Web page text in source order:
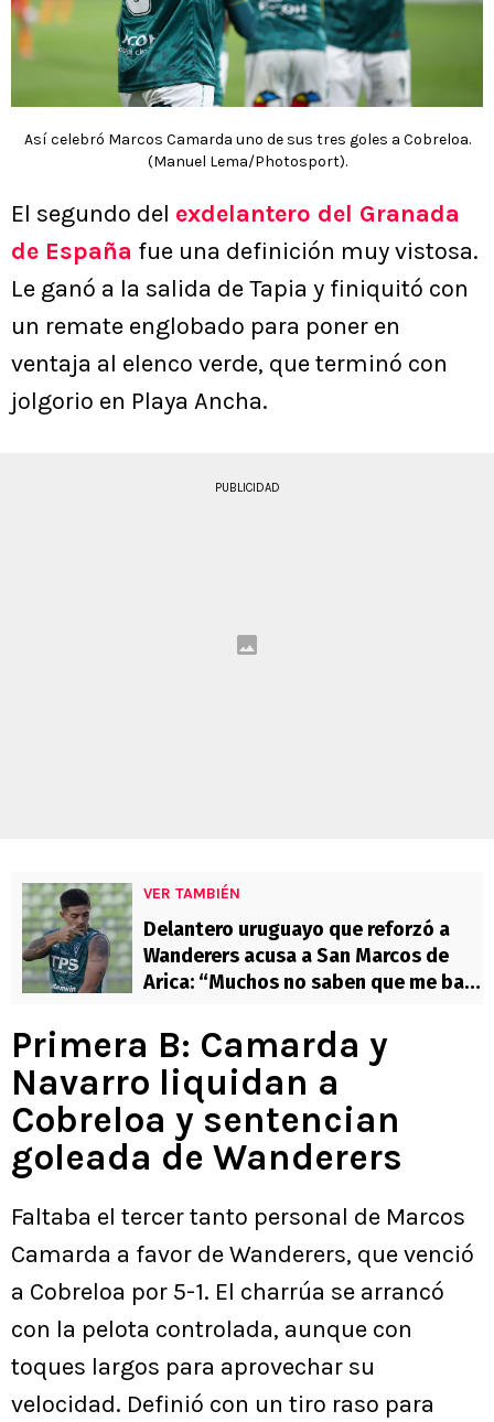
Así celebró Marcos Camarda uno de sus tres goles a Cobreloa.
(Manuel Lema/Photosport).
El segundo del exdelantero del Granada
de España fue una definición muy vistosa.
Le ganó a la salida de Tapia y finiquitó con
un remate englobado para poner en
ventaja al elenco verde, que terminó con
jolgorio en Playa Ancha.
PUBLICIDAD
VER TAMBIÉN
Delantero uruguayo que reforzó a
Wanderers acusa a San Marcos de
Arica: “Muchos no saben que me bajé
Primera B: Camarda y
Navarro liquidan a
Cobreloa y sentencian
goleada de Wanderers
Faltaba el tercer tanto personal de Marcos
Camarda a favor de Wanderers, que venció
a Cobreloa por 5-1. El charrúa se arrancó
con la pelota controlada, aunque con
toques largos para aprovechar su
velocidad. Definió con un tiro raso para